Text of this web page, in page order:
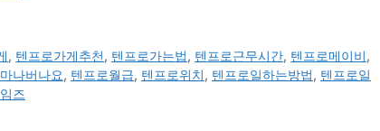
, 텐프로가게추천, 텐프로가는법, 텐프로근무시간, 텐프로메이비,
나버나요, 텐프로월급, 텐프로위치, 텐프로일하는방법, 텐프로일
즈